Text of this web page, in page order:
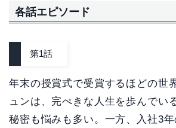
各話エピソード
第1話
年末の授賞式で受賞するほどの世
ュンは、完ぺきな人生を歩んでい
秘密も悩みも多い。一方、入社3年